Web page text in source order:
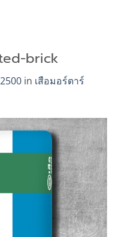
brick
in เสือมอร์ตาร์